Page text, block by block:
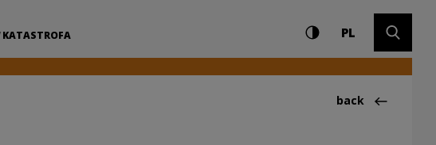
Kultury
KATASTROFA Settings and search
High contrast
PLCHANGE
Back
back